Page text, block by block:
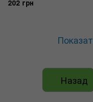
202 грн
Назад